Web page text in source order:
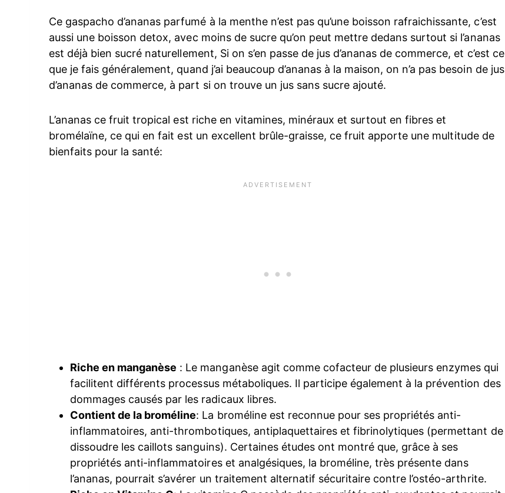
Ce gaspacho d’ananas parfumé à la menthe n’est pas qu’une boisson rafraichissante, c’est
aussi une boisson detox, avec moins de sucre qu’on peut mettre dedans surtout si l’ananas
est déjà bien sucré naturellement, Si on s’en passe de jus d’ananas de commerce, et c’est ce
que je fais généralement, quand j’ai beaucoup d’ananas à la maison, on n’a pas besoin de jus
d’ananas de commerce, à part si on trouve un jus sans sucre ajouté.
L’ananas ce fruit tropical est riche en vitamines, minéraux et surtout en fibres et
bromélaïne, ce qui en fait est un excellent brûle-graisse, ce fruit apporte une multitude de
bienfaits pour la santé:
Riche en manganèse : Le manganèse agit comme cofacteur de plusieurs enzymes qui
facilitent différents processus métaboliques. Il participe également à la prévention des
dommages causés par les radicaux libres.
Contient de la broméline: La broméline est reconnue pour ses propriétés anti-
inflammatoires, anti-thrombotiques, antiplaquettaires et fibrinolytiques (permettant de
dissoudre les caillots sanguins). Certaines études ont montré que, grâce à ses
propriétés anti-inflammatoires et analgésiques, la broméline, très présente dans
l’ananas, pourrait s’avérer un traitement alternatif sécuritaire contre l’ostéo-arthrite.